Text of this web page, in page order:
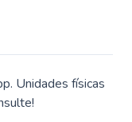
Unidades físicas